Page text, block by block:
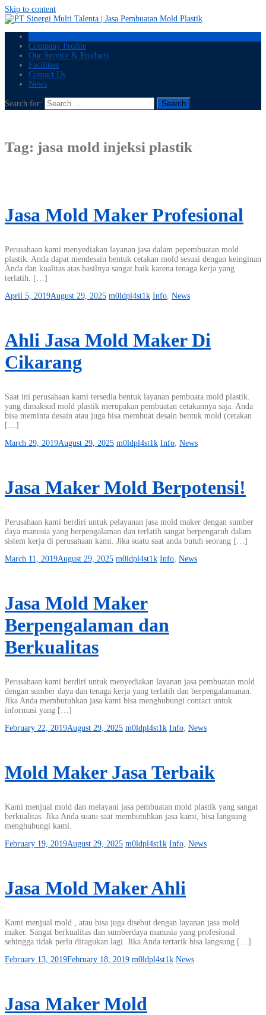
Skip to content
Company Profile
Our Service & Products
Facilities
Contact Us
News
Search for:
Tag: jasa mold injeksi plastik
Jasa Mold Maker Profesional
Perusahaan kami menyediakan layanan jasa dalam pepembuatan mold
plastik. Anda dapat mendesain bentuk cetakan mold sesuai dengan keinginan
Anda dan kualitas atas hasilnya sangat baik karena tenaga kerja yang
terlatih. […]
April 5, 2019August 29, 2025 m0ldpl4st1k Info News
Ahli Jasa Mold Maker Di
Cikarang
Saat ini perusahaan kami tersedia bentuk layanan pembuata mold plastik.
yang dimaksud mold plastik merupakan pembuatan cetakannya saja. Anda
bisa meminta desain atau juga bisa membuat desain bentuk mold (cetakan
[…]
March 29, 2019August 29, 2025 m0ldpl4st1k Info News
Jasa Maker Mold Berpotensi!
Perusahaan kami berdiri untuk pelayanan jasa mold maker dengan sumber
daya manusia yang berpengalaman dan terlatih sangat berpengaruh dalam
sistem kerja di perusahaan kami. Jika suatu saat anda butuh seorang […]
March 11, 2019August 29, 2025 m0ldpl4st1k Info News
Jasa Mold Maker
Berpengalaman dan
Berkualitas
Perusahaan kami berdiri untuk menyediakan layanan jasa pembuatan mold
dengan sumber daya dan tenaga kerja yang terlatih dan berpengalamanan.
Jika Anda membutuhkan jasa kami bisa menghubungi contact untuk
informasi yang […]
February 22, 2019August 29, 2025 m0ldpl4st1k Info News
Mold Maker Jasa Terbaik
Kami menjual mold dan melayani jasa pembuatan mold plastik yang sangat
berkualitas. Jika Anda suatu saat membutuhkan jasa kami, bisa langsung
menghubungi kami.
February 19, 2019August 29, 2025 m0ldpl4st1k Info News
Jasa Mold Maker Ahli
Kami menjual mold , atau bisa juga disebut dengan layanan jasa mold
maker. Sangat berkualitas dan sumberdaya manusia yang profesional
sehingga tidak perlu diragukan lagi. Jika Anda tertarik bisa langsung […]
February 13, 2019February 18, 2019 m0ldpl4st1k News
Jasa Maker Mold